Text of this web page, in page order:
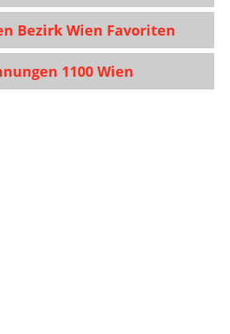
Bezirk Wien Favoriten
1100 Wien